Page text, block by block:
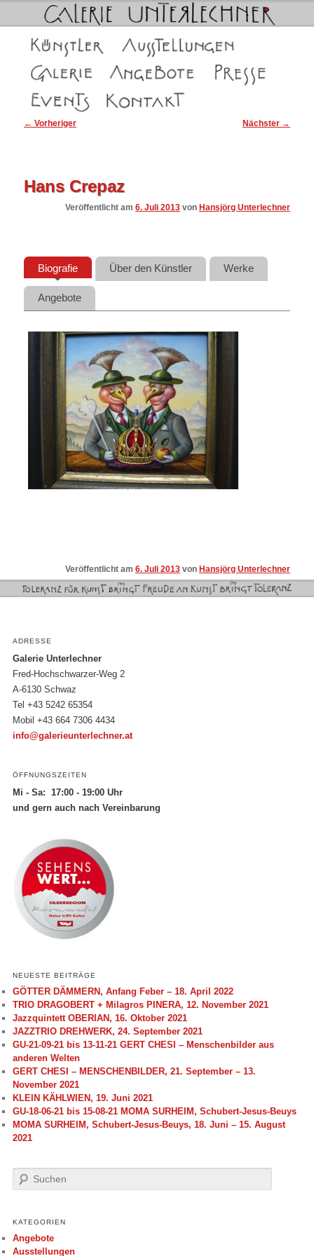
Galerie Unterlechner in Schwaz
Galerie Unterlechner in Schwaz
Zum
primären
Zum
sekundären
Künstler Ausstellungen
Die Galerien Angebote Presse
Events Kontakt
Beitragsnavigation
← Vorheriger Nächster →
Hans Crepaz
Veröffentlicht am 6. Juli 2013 von Hansjörg Unterlechner
Biografie Über den Künstler Werke
Angebote
Veröffentlicht am 6. Juli 2013 von Hansjörg Unterlechner
ADRESSE
Galerie Unterlechner
Fred-Hochschwarzer-Weg 2
A-6130 Schwaz
Tel +43 5242 65354
Mobil +43 664 7306 4434
info@galerieunterlechner.at
ÖFFNUNGSZEITEN
Mi - Sa: 17:00 - 19:00 Uhr
und gern auch nach Vereinbarung
NEUESTE BEITRÄGE
GÖTTER DÄMMERN, Anfang Feber – 18. April 2022
TRIO DRAGOBERT + Milagros PINERA, 12. November 2021
Jazzquintett OBERIAN, 16. Oktober 2021
JAZZTRIO DREHWERK, 24. September 2021
GU-21-09-21 bis 13-11-21 GERT CHESI – Menschenbilder aus
anderen Welten
GERT CHESI – MENSCHENBILDER, 21. September – 13.
November 2021
KLEIN KÄHLWIEN, 19. Juni 2021
GU-18-06-21 bis 15-08-21 MOMA SURHEIM, Schubert-Jesus-Beuys
MOMA SURHEIM, Schubert-Jesus-Beuys, 18. Juni – 15. August
2021
u
h
e
n
KATEGORIEN
Angebote
Ausstellungen